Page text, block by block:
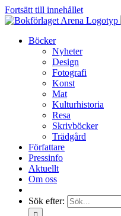
Fortsätt till innehållet
Böcker
Nyheter
Design
Fotografi
Konst
Mat
Kulturhistoria
Resa
Skrivböcker
Trädgård
Författare
Pressinfo
Aktuellt
Om oss
Sök efter: